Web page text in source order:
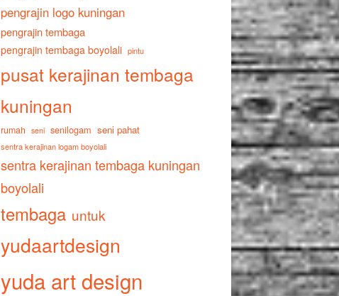
pengrajin logo kuningan
pengrajin tembaga
pengrajin tembaga boyolali pintu
pusat kerajinan tembaga
kuningan
rumah seni senilogam seni pahat
sentra kerajinan logam boyolali
sentra kerajinan tembaga kuningan
boyolali
tembaga untuk
yudaartdesign
yuda art design